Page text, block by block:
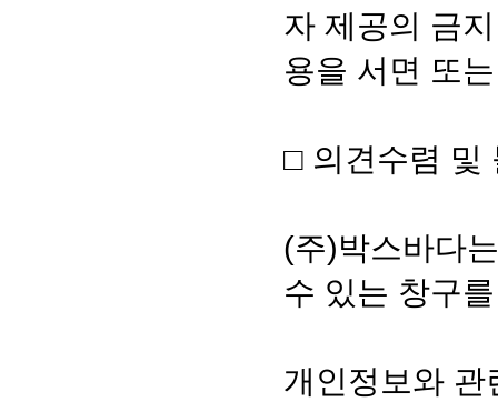
자 제공의 금
용을 서면 또
□ 의견수렴 및
(주)박스바다
수 있는 창구
개인정보와 관